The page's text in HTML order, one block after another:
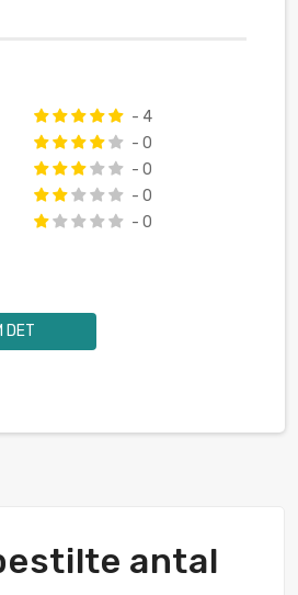
- 4
- 0
- 0
- 0
- 0
DET
antal